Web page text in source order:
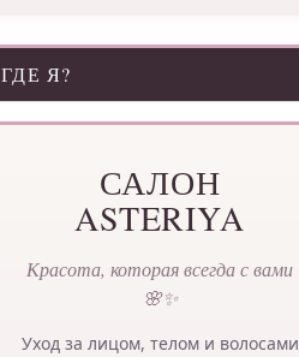
ГДЕ Я?
САЛОН
ASTERIYA
Красота, которая всегда с вами
🌸✨
Уход за лицом, телом и волосами